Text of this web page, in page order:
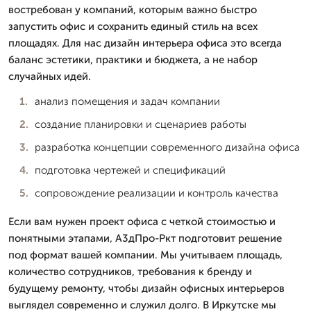
востребован у компаний, которым важно быстро
запустить офис и сохранить единый стиль на всех
площадях. Для нас дизайн интерьера офиса это всегда
баланс эстетики, практики и бюджета, а не набор
случайных идей.
анализ помещения и задач компании
создание планировки и сценариев работы
разработка концепции современного дизайна офиса
подготовка чертежей и спецификаций
сопровождение реализации и контроль качества
Если вам нужен проект офиса с четкой стоимостью и
понятными этапами, А3дПро-Ркт подготовит решение
под формат вашей компании. Мы учитываем площадь,
количество сотрудников, требования к бренду и
будущему ремонту, чтобы дизайн офисных интерьеров
выглядел современно и служил долго. В Иркутске мы